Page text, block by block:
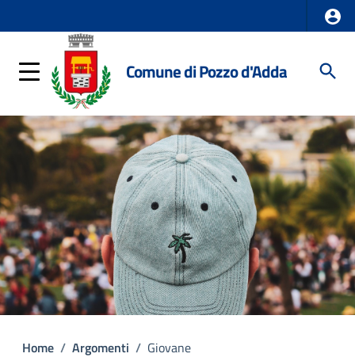
Comune di Pozzo d'Adda
Home / Argomenti / Giovane